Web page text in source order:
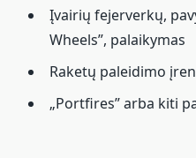
Įvairių fejerverkų,
Wheels”, palaikymas
Raketų paleidimo
„Portfires” arba kiti